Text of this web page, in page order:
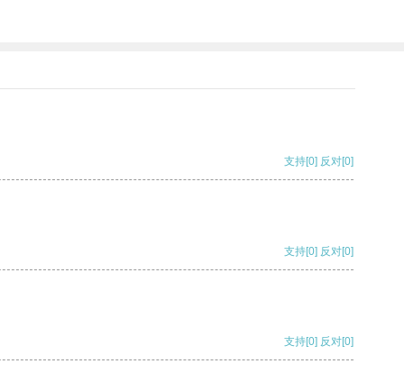
支持[0] 反对[0]
支持[0] 反对[0]
支持[0] 反对[0]